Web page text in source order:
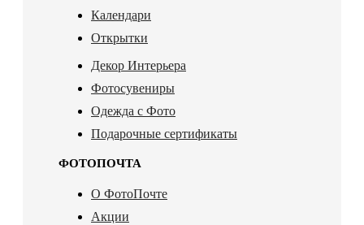
Календари
Открытки
Декор Интерьера
Фотосувениры
Одежда с Фото
Подарочные сертификаты
ФОТОПОЧТА
О ФотоПочте
Акции